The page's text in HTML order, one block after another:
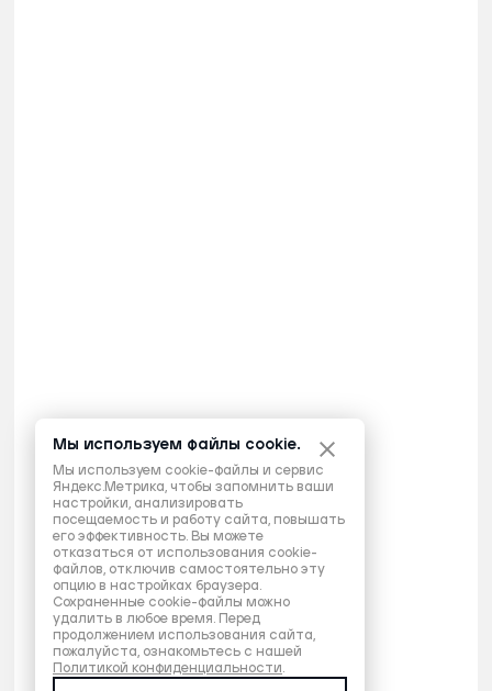
Мы используем файлы cookie.
Мы используем cookie-файлы и сервис
Яндекс.Метрика, чтобы запомнить ваши
настройки, анализировать
посещаемость и работу сайта, повышать
его эффективность. Вы можете
отказаться от использования cookie-
файлов, отключив самостоятельно эту
опцию в настройках браузера.
Сохраненные cookie-файлы можно
удалить в любое время. Перед
продолжением использования сайта,
пожалуйста, ознакомьтесь с нашей
Политикой конфиденциальности.